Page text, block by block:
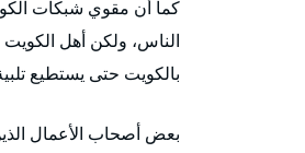
كما أن مقوي شبكات
الناس، ولكن أهل الكويت
بالكويت حتى يستطيع
بعض أصحاب الأعمال